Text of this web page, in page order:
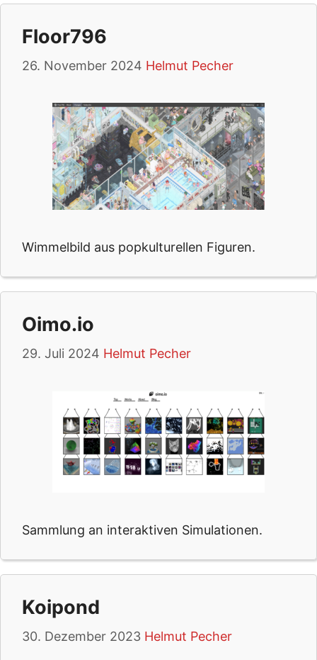
Floor796
26. November 2024 Helmut Pecher
Wimmelbild aus popkulturellen Figuren.
Oimo.io
29. Juli 2024 Helmut Pecher
Sammlung an interaktiven Simulationen.
Koipond
30. Dezember 2023 Helmut Pecher